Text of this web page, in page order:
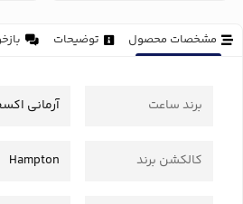
مشخصات محصول توضیحات
برند ساعت آرمانی
کالکشن برند Hampton